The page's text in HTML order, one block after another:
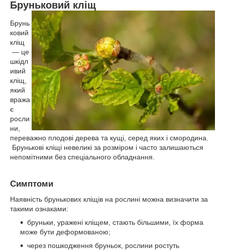
Бруньковий кліщ
Брунь
ковий
кліщ
— це
шкідл
ивий
кліщ,
який
вража
є
росли
ни,
переважно плодові дерева та кущі, серед яких і смородина.
Брунькові кліщі невеликі за розміром і часто залишаються
непомітними без спеціального обладнання.
Симптоми
Наявність брунькових кліщів на рослині можна визначити за
такими ознаками:
бруньки, уражені кліщем, стають більшими, їх форма
може бути деформованою;
через пошкодження бруньок, рослини ростуть